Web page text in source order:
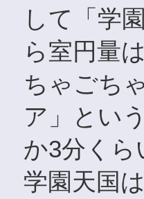
して「学
ら室円量
ちゃごち
ア」とい
か3分く
学園天国